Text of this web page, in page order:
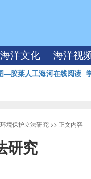
海洋文化 海洋视
—胶莱人工海河在线阅读
境保护立法研究 >> 正文内容
研究